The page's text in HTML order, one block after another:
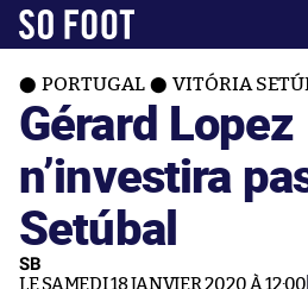
PORTUGAL VITÓRIA
Gérard Lopez
n’investira
Setúbal
SB
LE SAMEDI 18 JANVIER 2020 À 12:00